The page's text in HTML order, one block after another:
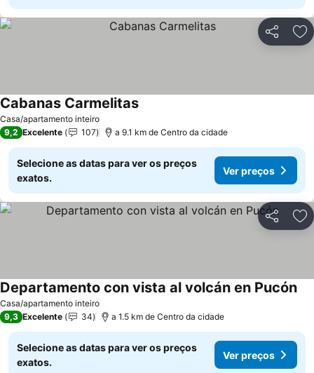
Partilhar
Casa/apartamento inteiro
Cabanas Carmelitas
9,2 Excelente 107 a 9.1 km de Centro da cidade
Selecione as datas para ver os preços
exatos.
Ver preços
Partilhar
Casa/apartamento inteiro
Departamento con vista al volcán en Pucón
9,3 Excelente 34 a 1.5 km de Centro da cidade
Selecione as datas para ver os preços
exatos.
Ver preços